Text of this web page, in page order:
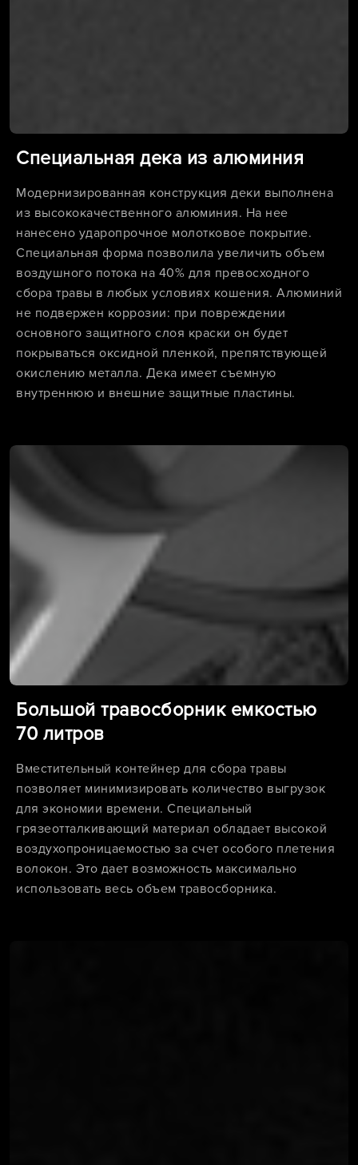
Специальная дека из алюминия
Модернизированная конструкция деки выполнена
из высококачественного алюминия. На нее
нанесено ударопрочное молотковое покрытие.
Специальная форма позволила увеличить объем
воздушного потока на 40% для превосходного
сбора травы в любых условиях кошения. Алюминий
не подвержен коррозии: при повреждении
основного защитного слоя краски он будет
покрываться оксидной пленкой, препятствующей
окислению металла. Дека имеет съемную
внутреннюю и внешние защитные пластины.
Большой травосборник емкостью
70 литров
Вместительный контейнер для сбора травы
позволяет минимизировать количество выгрузок
для экономии времени. Специальный
грязеотталкивающий материал обладает высокой
воздухопроницаемостью за счет особого плетения
волокон. Это дает возможность максимально
использовать весь объем травосборника.